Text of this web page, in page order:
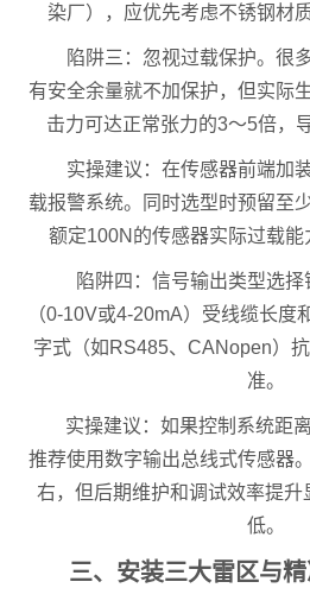
染厂），应优先考虑不锈钢材
陷阱三：忽视过载保护。很
有安全余量就不加保护，但实际
击力可达正常张力的3～5倍，
实操建议：在传感器前端加
载报警系统。同时选型时预留至
额定100N的传感器实际过载能
陷阱四：信号输出类型选
（0-10V或4-20mA）受线缆长度
字式（如RS485、CANopen）
准。
实操建议：如果控制系统距
推荐使用数字输出总线式传感器
右，但后期维护和调试效率提升
低。
三、安装三大雷区与